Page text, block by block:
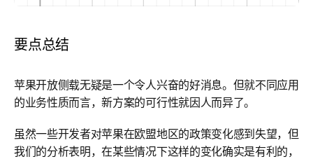
要点总结
苹果开放侧载无疑是一个令人兴奋的好消息。但就不同应用
的业务性质而言，新方案的可行性就因人而异了。
虽然一些开发者对苹果在欧盟地区的政策变化感到失望，但
我们的分析表明，在某些情况下这样的变化确实是有利的，